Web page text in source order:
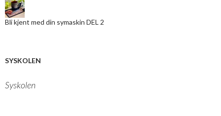
m
a
i
r
s
Bli kjent med din symaskin DEL 2
SYSKOLEN
Syskolen